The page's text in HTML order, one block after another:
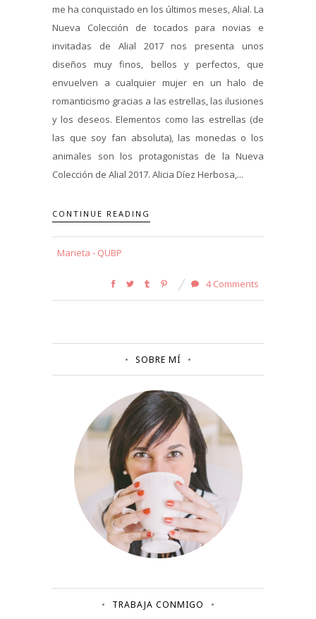
me ha conquistado en los últimos meses, Alial. La
Nueva Colección de tocados para novias e
invitadas de Alial 2017 nos presenta unos
diseños muy finos, bellos y perfectos, que
envuelven a cualquier mujer en un halo de
romanticismo gracias a las estrellas, las ilusiones
y los deseos. Elementos como las estrellas (de
las que soy fan absoluta), las monedas o los
animales son los protagonistas de la Nueva
Colección de Alial 2017. Alicia Díez Herbosa,...
CONTINUE READING
Marieta - QUBP
4 Comments
SOBRE MÍ
TRABAJA CONMIGO